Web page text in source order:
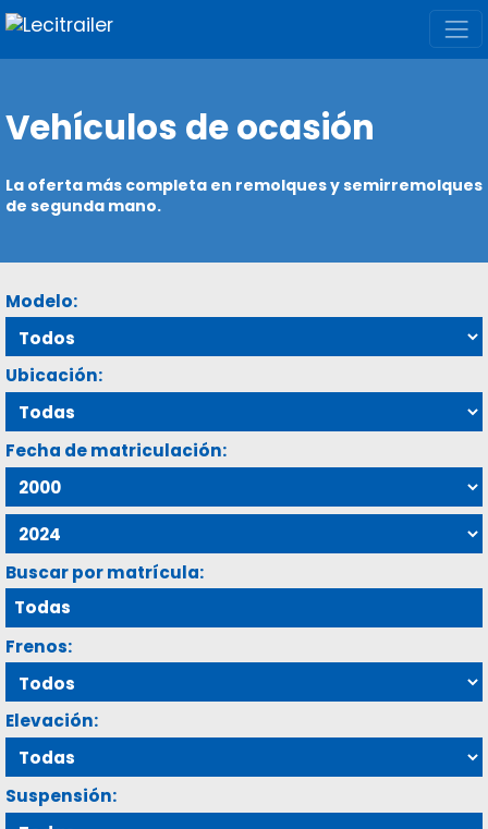
Vehículos de ocasión
La oferta más completa en remolques y semirremolques
de segunda mano.
Modelo:
Ubicación:
Fecha de matriculación:
Buscar por matrícula:
Frenos:
Elevación:
Suspensión: